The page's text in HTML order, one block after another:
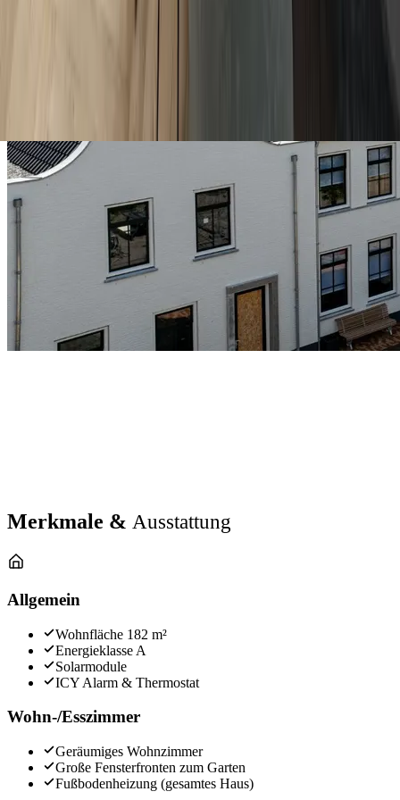
Merkmale & Ausstattung
Allgemein
Wohnfläche 182 m²
Energieklasse A
Solarmodule
ICY Alarm & Thermostat
Wohn-/Esszimmer
Geräumiges Wohnzimmer
Große Fensterfronten zum Garten
Fußbodenheizung (gesamtes Haus)